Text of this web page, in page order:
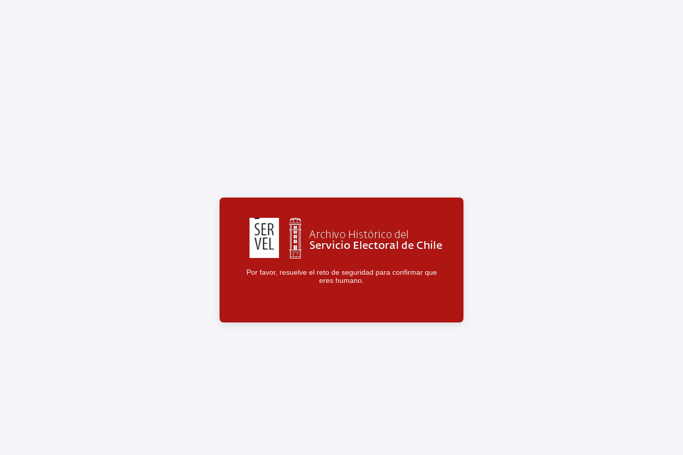
Por favor, resuelve el reto de seguridad para confirmar que
eres humano.